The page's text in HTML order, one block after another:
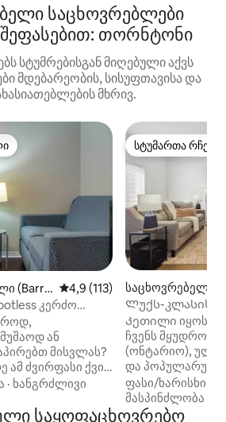
საცხოვრებლები
თორნტონი
სტუმრებისგან მიღებული აქვს
მდებარეობის, სისუფთავისა და
მხრივ.
ვარიანტი
(Barri
საშუალო შეფასებაა 5‑დან
4,9 (113)
კერძო
ან
მისვლას?
ამ ძვირფასი ქვის
იქნებით.
სუფთა პირადი
· ხანგრძლივი
სტუმართა
სტუმართა
საცხოვრებელი
Ლუქს-კლასის
Კეთილი იყოს
ჩვენს მყუდრო
(ონტარიო),
და პოპულარული
სავალ
იდეალურია
ფასი/ხარისხი
მასპინძლობა
საყოფაცხოვრებო